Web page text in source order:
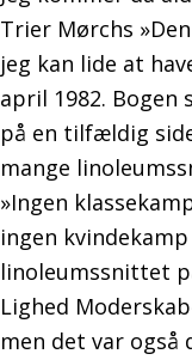
Trier Mørchs
jeg kan lide at
april 1982. Bogen
på en tilfældig
mange
»Ingen
ingen
linoleumssnittet
Lighed
men det var også